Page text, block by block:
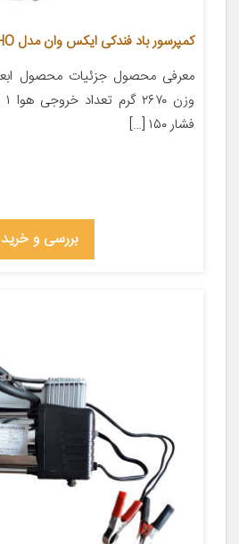
کمپرسور باد فندکی ایکس وان مدل BOHO
فشار ۱۵۰ […]
بررسی و خرید